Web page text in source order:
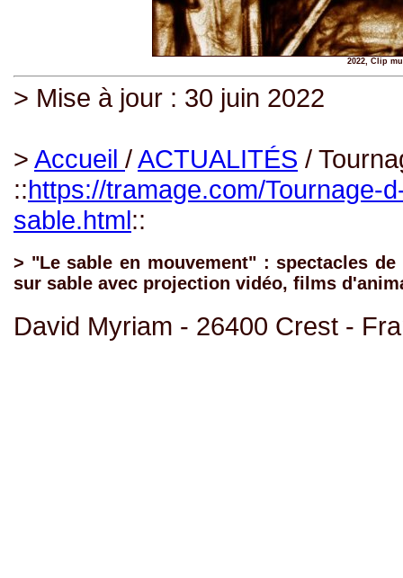
2022, Clip
> Mise à jour : 30 juin 2022
> Accueil /ACTUALITÉS /
::https://tramage.com/Tournage-
sable.html::
> "Le sable en mouvement" : spectacles
sur sable avec projection vidéo, films
David Myriam - 26400 Crest -